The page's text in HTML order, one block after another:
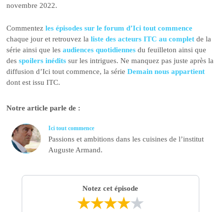
novembre 2022.
Commentezles épisodes sur le forum d’Ici tout commence
chaque jour et retrouvez laliste des acteurs ITC au complet de la
série ainsi que lesaudiences quotidiennesdu feuilleton ainsi que
desspoilers inédits sur les intrigues. Ne manquez pas juste après la
diffusion d’Ici tout commence, la sérieDemain nous appartient
dont est issu ITC.
Notre article parle de :
Ici tout commence
Passions et ambitions dans les cuisines de l’institut
Auguste Armand.
Notez cet épisode
★★★★★